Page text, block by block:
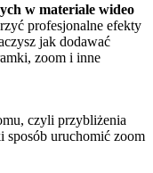
w materiale wideo
profesjonalne efekty
jak dodawać
zoom i inne
czyli przybliżenia
uruchomić zoom